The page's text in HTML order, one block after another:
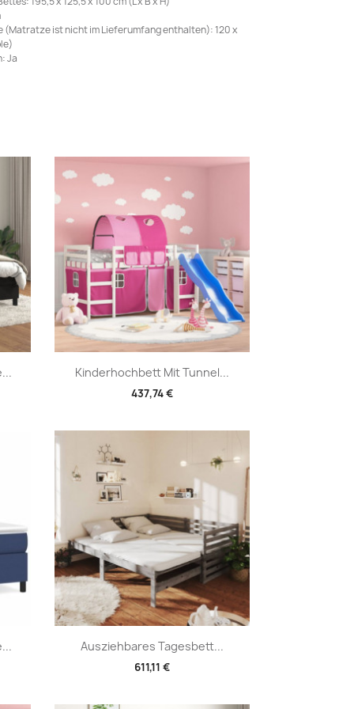
ist nicht im Lieferumfang enthalten): 120 x
Ja
Kinderhochbett Mit Tunnel...
437,74 €
Vorschau
Ausziehbares Tagesbett...
611,11 €
Vorschau